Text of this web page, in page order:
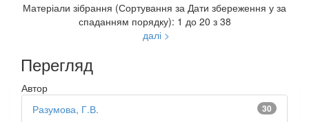
Матеріали зібрання (Сортування за Дати збереження у за
спаданням порядку): 1 до 20 з 38
далі >
Перегляд
Автор
30
Разумова, Г.В.